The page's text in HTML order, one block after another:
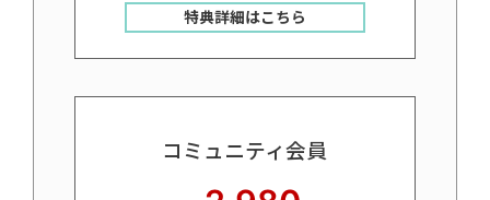
特典詳細はこちら
コミュニティ会員